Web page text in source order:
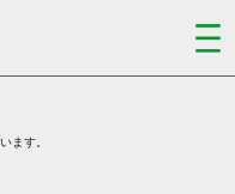
ます。